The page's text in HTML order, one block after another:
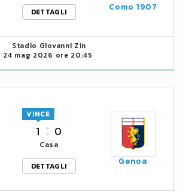
DETTAGLI
Como 1907
Stadio Giovanni Zin
24 mag 2026 ore 20:45
1
VINCE
0
Casa
DETTAGLI
Genoa